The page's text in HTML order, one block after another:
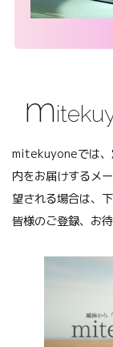
m
mitekuyoneでは、
内をお届けするメ
望される場合は、
皆様のご登録、お